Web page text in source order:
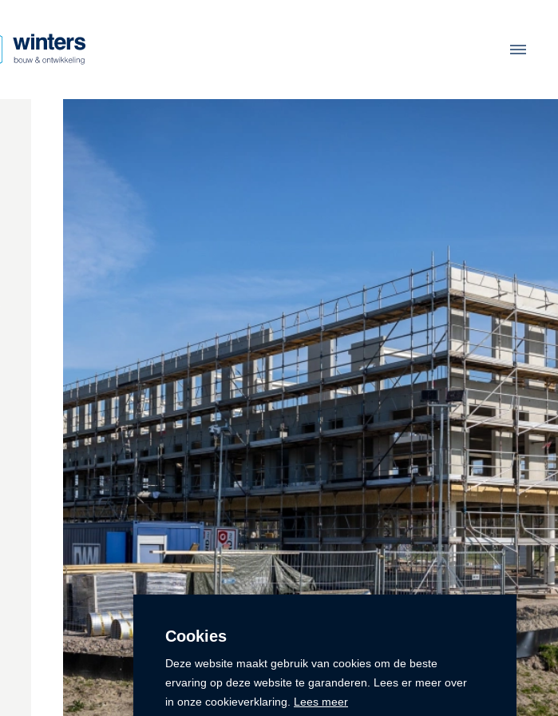
Cookies
Deze website maakt gebruik van cookies om de beste
ervaring op deze website te garanderen. Lees er meer over
in onze cookieverklaring. Lees meer